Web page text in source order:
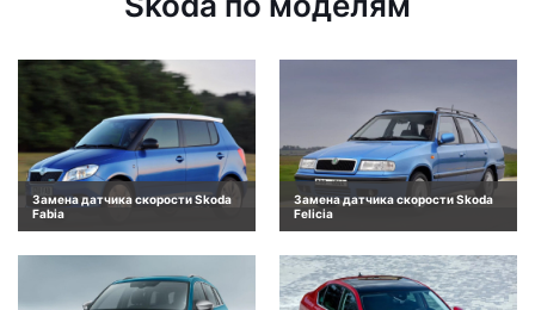
Замена датчика скорости Skoda
Fabia
Замена датчика скорости Skoda
Felicia